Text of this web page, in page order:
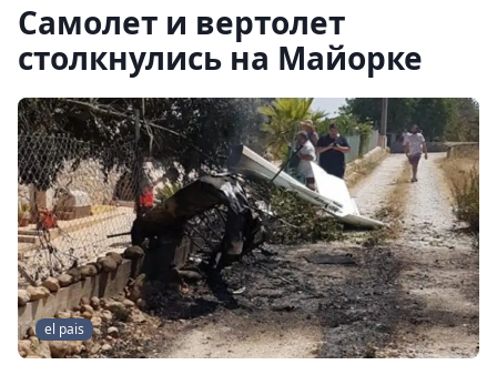
Самолет и вертолет
столкнулись на Майорке
el pais